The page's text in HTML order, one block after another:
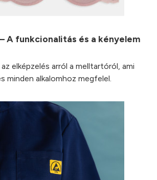
A funkcionalitás és a kényelem
elképzelés arról a melltartóról, ami
minden alkalomhoz megfelel.